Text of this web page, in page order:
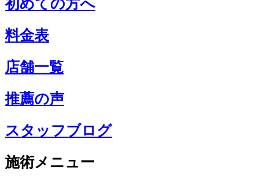
初めての方へ
料金表
店舗一覧
推薦の声
スタッフブログ
施術メニュー